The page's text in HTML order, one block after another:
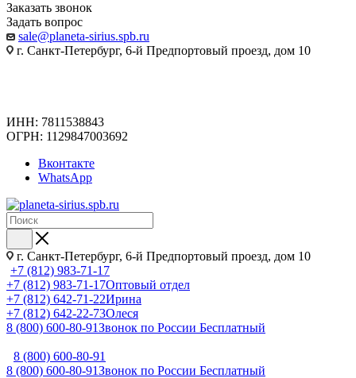
Заказать звонок
Задать вопрос
sale@planeta-sirius.spb.ru
г. Санкт-Петербург, 6-й Предпортовый проезд, дом 10
ИНН: 7811538843
ОГРН: 1129847003692
Вконтакте
WhatsApp
г. Санкт-Петербург, 6-й Предпортовый проезд, дом 10
+7 (812) 983-71-17
+7 (812) 983-71-17Оптовый отдел
+7 (812) 642-71-22Ирина
+7 (812) 642-22-73Олеся
8 (800) 600-80-91Звонок по России Бесплатный
8 (800) 600-80-91
8 (800) 600-80-91Звонок по России Бесплатный